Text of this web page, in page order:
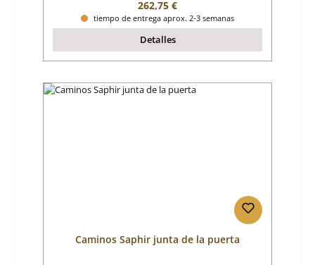
Precio normal:
262,75 €
tiempo de entrega aprox. 2-3 semanas
Detalles
Caminos Saphir junta de la puerta